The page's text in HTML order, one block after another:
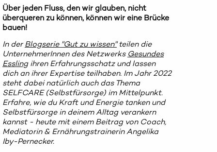
Über jeden Fluss, den wir glauben, nicht
überqueren zu können, können wir eine Brücke
bauen!
In derBlogserie "Gut zu wissen"teilen die
UnternehmerInnen des Netzwerks Gesundes
Esslingihren Erfahrungsschatz und lassen
dich an ihrer Expertise teilhaben. Im Jahr 2022
steht dabei natürlich auch das Thema
SELFCARE (Selbstfürsorge) im Mittelpunkt.
Erfahre, wie du Kraft und Energie tanken und
Selbstfürsorge in deinem Alltag verankern
kannst - heute mit einem Beitrag von Coach,
Mediatorin & Ernährungstrainerin Angelika
Iby-Pernecker.